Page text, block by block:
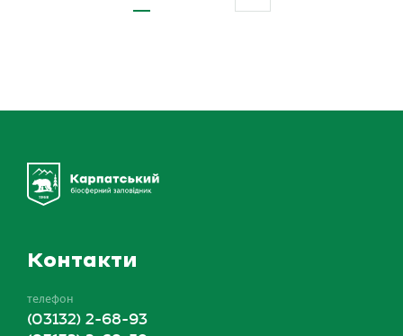
Контакти
телефон
(03132) 2-68-93